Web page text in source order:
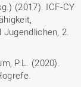
(2017). ICF-CY
Jugendlichen, 2.
P.L. (2020).